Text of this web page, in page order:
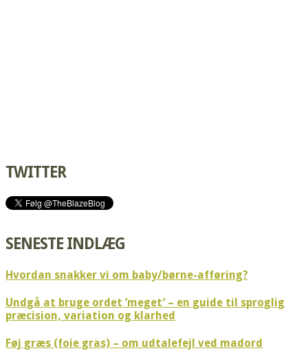
TWITTER
SENESTE INDLÆG
Hvordan snakker vi om baby/børne-afføring?
Undgå at bruge ordet ’meget’ – en guide til sproglig
præcision, variation og klarhed
Føj græs (foie gras) – om udtalefejl ved madord